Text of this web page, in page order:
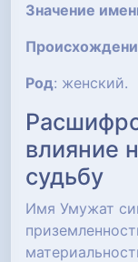
Значение
Род: женский.
влияние
судьбу
Имя Умужат